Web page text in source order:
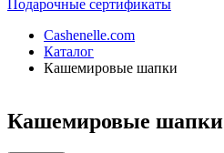
Подарочные сертификаты
Cashenelle.com
Каталог
Кашемировые шапки
Кашемировые шапки